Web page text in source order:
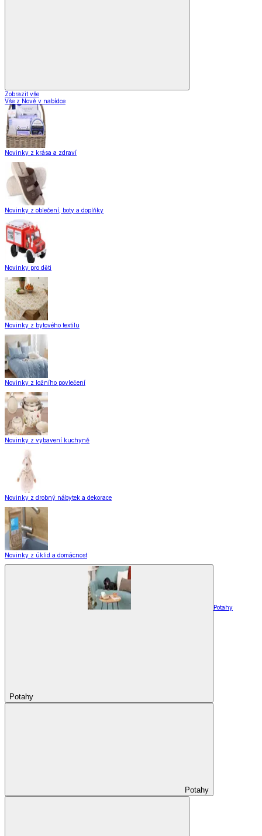
Zobrazit vše
Vše z Nově v nabídce
Novinky z krása a zdraví
Novinky z oblečení, boty a doplňky
Novinky pro děti
Novinky z bytového textilu
Novinky z ložního povlečení
Novinky z vybavení kuchyně
Novinky z drobný nábytek a dekorace
Novinky z úklid a domácnost
Potahy
Potahy
Potahy